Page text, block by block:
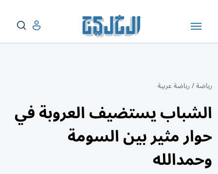
رياضة/رياضة عربية
الشباب يستضيف العروبة في
حوار مثير بين السومة
وحمدالله